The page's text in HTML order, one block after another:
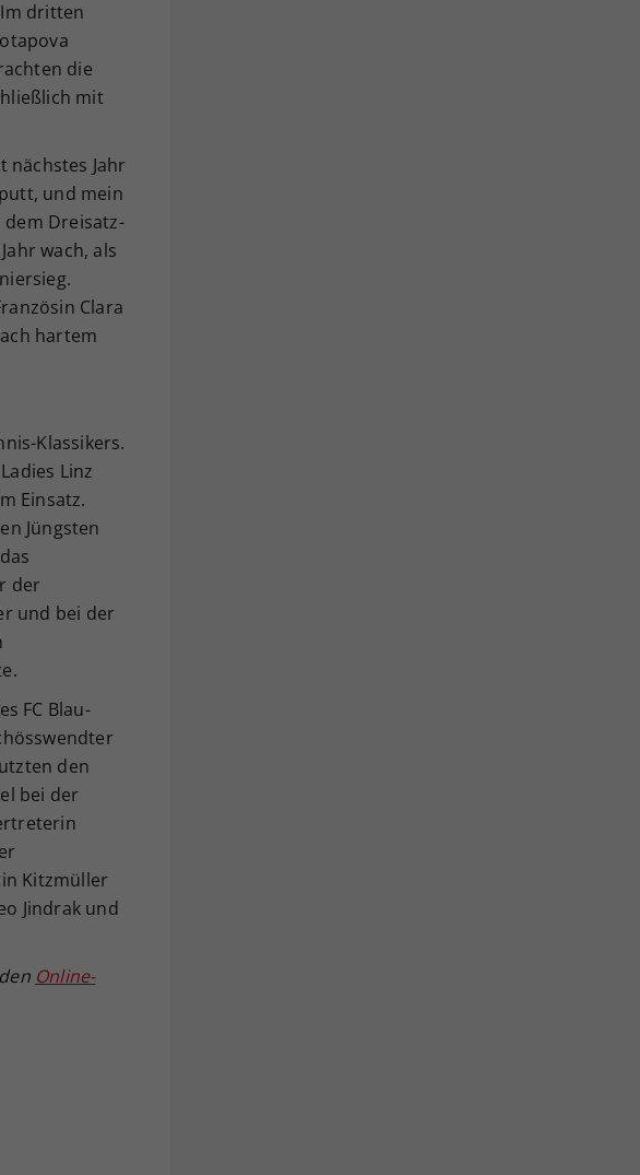
dritten
die
mit
nächstes Jahr
und mein
dem Dreisatz-
wach, als
Clara
hartem
Klassikers.
Linz
Einsatz.
Jüngsten
der
und bei der
FC Blau-
den
bei der
Kitzmüller
Jindrak und
Online-